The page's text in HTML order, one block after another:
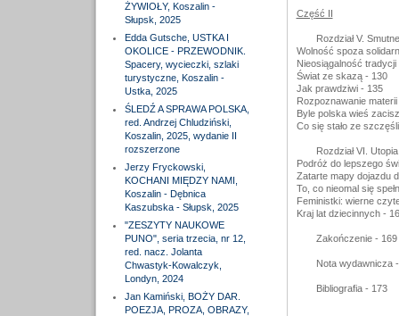
ŻYWIOŁY, Koszalin -
Słupsk, 2025
Edda Gutsche, USTKA I
OKOLICE - PRZEWODNIK.
Spacery, wycieczki, szlaki
turystyczne, Koszalin -
Ustka, 2025
ŚLEDŹ A SPRAWA POLSKA,
red. Andrzej Chludziński,
Koszalin, 2025, wydanie II
rozszerzone
Jerzy Fryckowski,
KOCHANI MIĘDZY NAMI,
Koszalin - Dębnica
Kaszubska - Słupsk, 2025
"ZESZYTY NAUKOWE
PUNO", seria trzecia, nr 12,
red. nacz. Jolanta
Chwastyk-Kowalczyk,
Londyn, 2024
Jan Kamiński, BOŻY DAR.
POEZJA, PROZA, OBRAZY,
Część II
Rozdział V.
Wolność spoza
Nieosiągalność tradycji
Świat ze skazą - 130
Jak prawdziwi - 135
Rozpoznawanie
Byle polska wieś
Co się stało ze
Rozdział VI.
Podróż do lepszego
Zatarte mapy dojazdu
To, co nieomal się
Feministki: wierne
Kraj lat dziecinnych -
Zakończenie - 169
Nota wydawnicza
Bibliografia - 173